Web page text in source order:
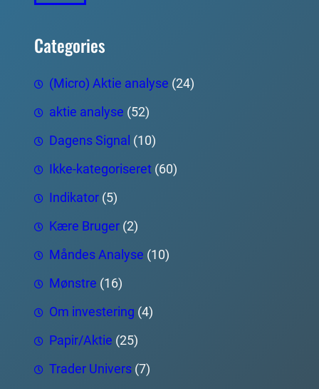
Categories
(Micro) Aktie analyse (24)
aktie analyse (52)
Dagens Signal (10)
Ikke-kategoriseret (60)
Indikator (5)
Kære Bruger (2)
Måndes Analyse (10)
Mønstre (16)
Om investering (4)
Papir/Aktie (25)
Trader Univers (7)